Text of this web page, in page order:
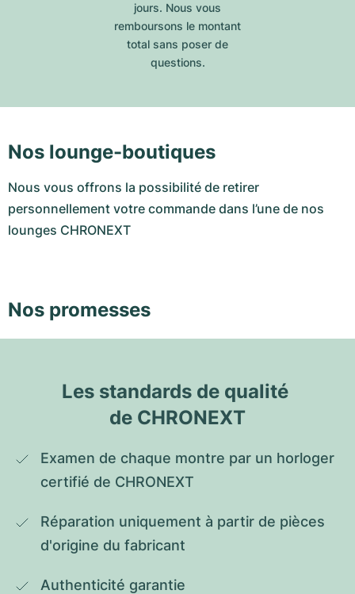
jours. Nous vous
remboursons le montant
total sans poser de
questions.
Nos lounge-boutiques
Nous vous offrons la possibilité de retirer
personnellement votre commande dans l’une de nos
lounges CHRONEXT
Nos promesses
Les standards de qualité
de CHRONEXT
Examen de chaque montre par un horloger
certifié de CHRONEXT
Réparation uniquement à partir de pièces
d'origine du fabricant
Authenticité garantie